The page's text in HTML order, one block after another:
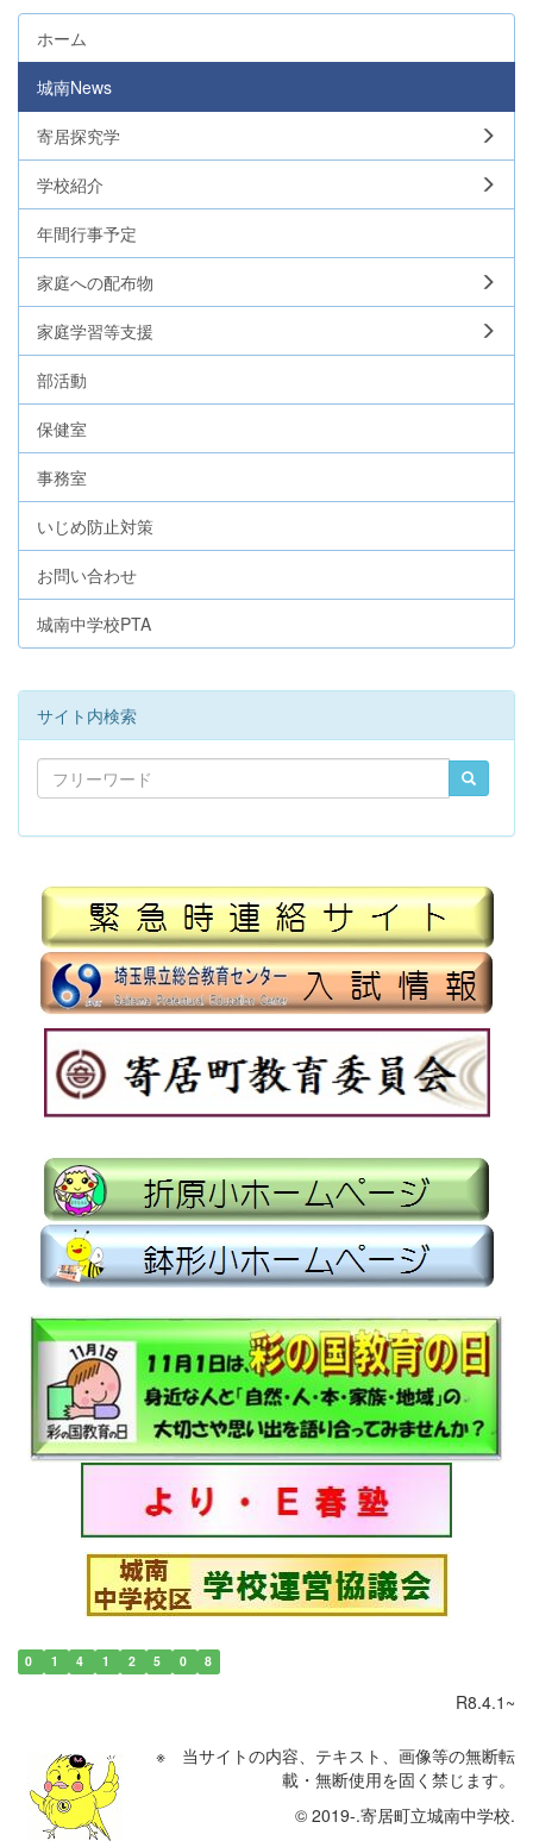
ホーム
城南News
寄居探究学
学校紹介
年間行事予定
家庭への配布物
家庭学習等支援
部活動
保健室
事務室
いじめ防止対策
お問い合わせ
城南中学校PTA
サイト内検索
0 1 4 1 2 5 0 8
R8.4.1~
※ 当サイトの内容、テキスト、画像等の無断転
載・無断使用を固く禁じます。
© 2019-.寄居町立城南中学校.